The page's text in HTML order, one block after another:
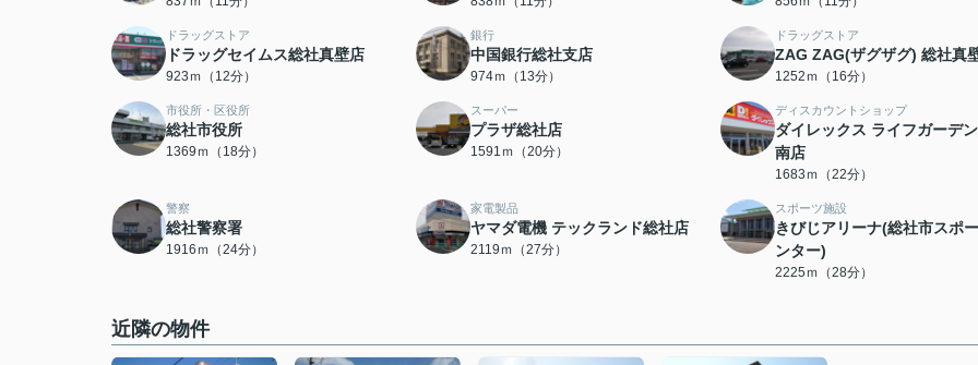
ドラッグストア
ドラッグセイムス総社真壁店
923ｍ（12分）
銀行
中国銀行総社支店
974ｍ（13分）
ドラッグストア
ZAG ZAG(ザグザグ) 総社真
1252ｍ（16分）
市役所・区役所
総社市役所
1369ｍ（18分）
スーパー
プラザ総社店
1591ｍ（20分）
ディスカウントショップ
ダイレックス ライフガーデ
南店
1683ｍ（22分）
警察
総社警察署
1916ｍ（24分）
家電製品
ヤマダ電機 テックランド総社店
2119ｍ（27分）
スポーツ施設
きびじアリーナ(総社市スポ
ンター)
2225ｍ（28分）
近隣の物件